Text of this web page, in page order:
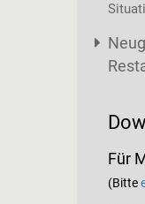
Für
(Bitte